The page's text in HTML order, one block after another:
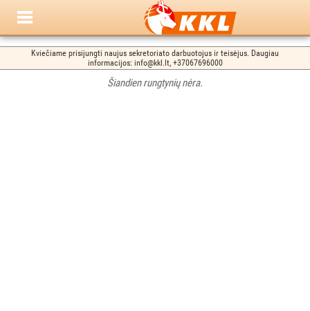
Kviečiame prisijungti naujus sekretoriato darbuotojus ir teisėjus. Daugiau
informacijos: info@kkl.lt, +37067696000
Šiandien rungtynių nėra.